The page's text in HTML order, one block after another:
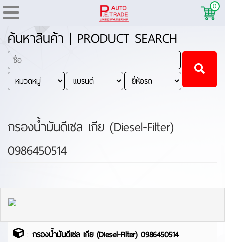
0
ค้นหาสินค้า | PRODUCT SEARCH
กรองน้ำมันดีเซล เกีย (Diesel-Filter)
0986450514
: กรองน้ำมันดีเซล เกีย (Diesel-Filter) 0986450514